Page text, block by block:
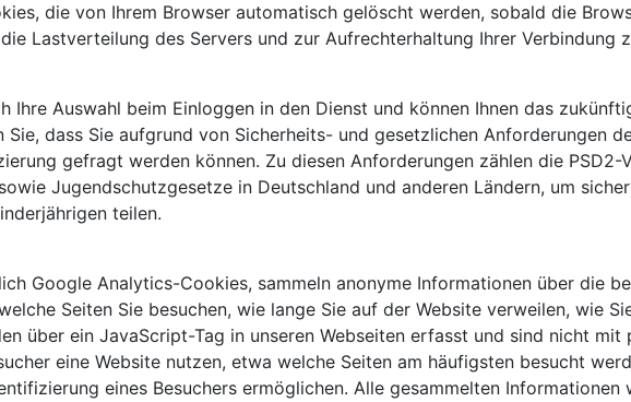
die von Ihrem Browser automatisch gelöscht werden, sobald die
Lastverteilung des Servers und zur Aufrechterhaltung Ihrer Verbindung
Ihre Auswahl beim Einloggen in den Dienst und können Ihnen das
dass Sie aufgrund von Sicherheits- und gesetzlichen Anforderungen
gefragt werden können. Zu diesen Anforderungen zählen die
Jugendschutzgesetze in Deutschland und anderen Ländern, um
teilen.
Google Analytics-Cookies, sammeln anonyme Informationen über die
Seiten Sie besuchen, wie lange Sie auf der Website verweilen, wie
über ein JavaScript-Tag in unseren Webseiten erfasst und sind nicht
eine Website nutzen, etwa welche Seiten am häufigsten besucht
eines Besuchers ermöglichen. Alle gesammelten